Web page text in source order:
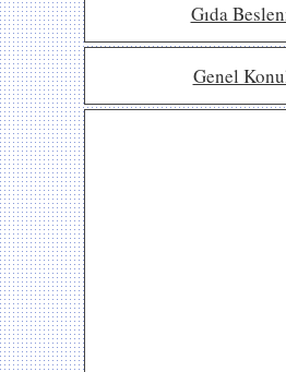
Gıda
Genel